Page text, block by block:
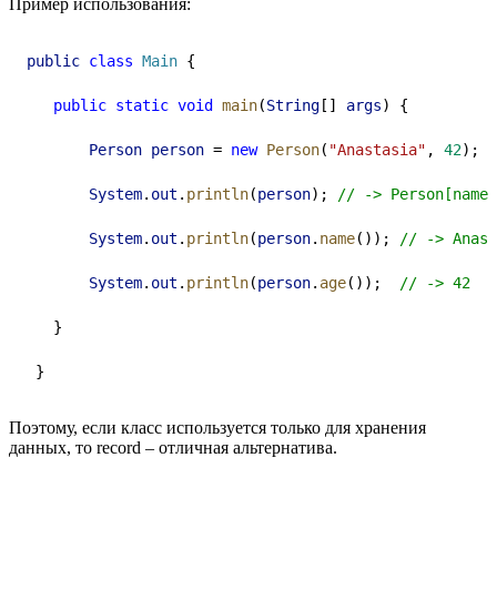
Пример использования:
public class Main {
public static void main(String [] args) {
Person person = new Person( "Anastasia" , 42);
System. out . println(person); // ->
System. out . println(person. name()); // ->
System. out . println(person. age()); // -> 42
}
}
Поэтому, если класс используется только для хранения
данных, то record – отличная альтернатива.